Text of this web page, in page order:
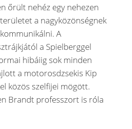
őrült nehéz egy nehezen
a nagyközönségnek
A
a Spielberggel
hibáiig sok minden
a motorosdzsekis Kip
közös szelfijei mögött.
Brandt professzort is róla